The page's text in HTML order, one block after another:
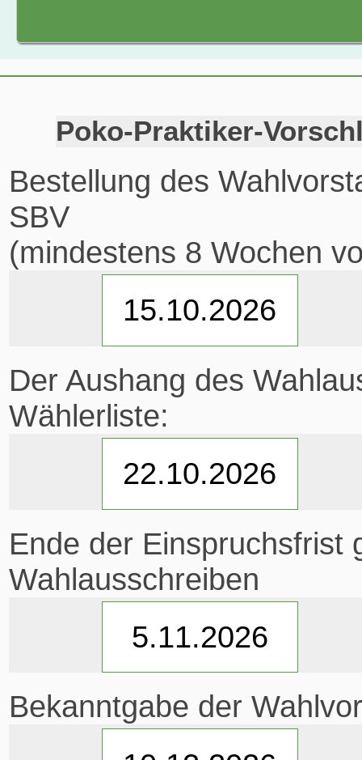
Poko-Praktiker-
Bestellung des
SBV
(mindestens 8 Wochen
Der Aushang des
Wählerliste:
Ende der Einspruchsfrist
Wahlausschreiben
Bekanntgabe der